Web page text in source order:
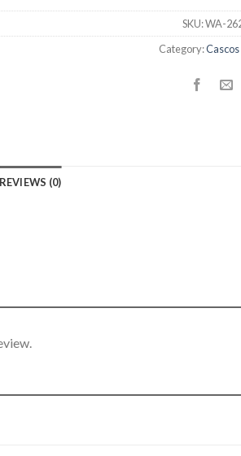
SKU:WA-
Category:
REVIEWS (0)